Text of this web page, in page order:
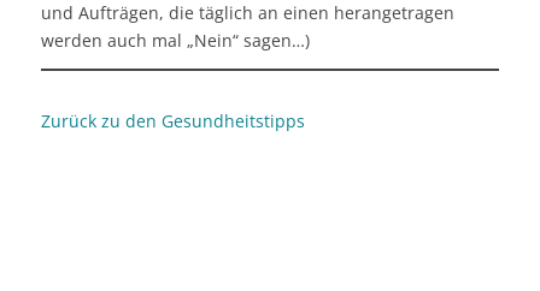
und Aufträgen, die täglich an einen herangetragen
werden auch mal „Nein“ sagen…)
Zurück zu den Gesundheitstipps